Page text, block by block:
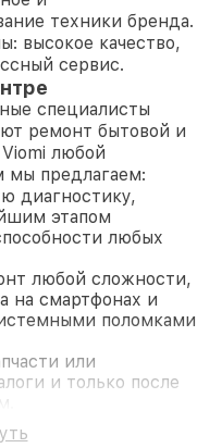
техники бренда.
высокое качество,
сервис.
специалисты
ремонт бытовой и
любой
мы предлагаем:
диагностику,
этапом
любых
любой сложности,
на смартфонах и
поломками
или
и только после
комплектующие